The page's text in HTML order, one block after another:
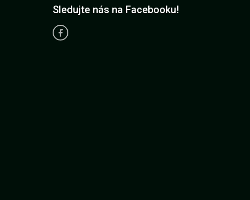
Sledujte nás na Facebooku!